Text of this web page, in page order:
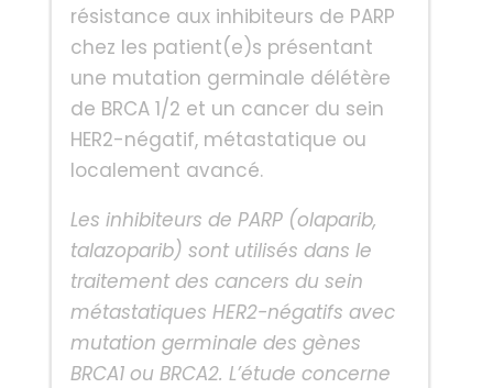
résistance aux inhibiteurs de PARP
chez les patient(e)s présentant
une mutation germinale délétère
de BRCA 1/2 et un cancer du sein
HER2-négatif, métastatique ou
localement avancé.
Les inhibiteurs de PARP (olaparib,
talazoparib) sont utilisés dans le
traitement des cancers du sein
métastatiques HER2-négatifs avec
mutation germinale des gènes
BRCA1 ou BRCA2. L’étude concerne